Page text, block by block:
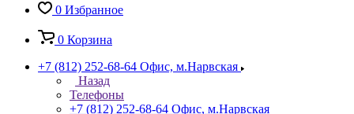
0 Избранное
0 Корзина
+7 (812) 252-68-64 Офис, м.Нарвская
Назад
Телефоны
+7 (812) 252-68-64 Офис, м.Нарвская